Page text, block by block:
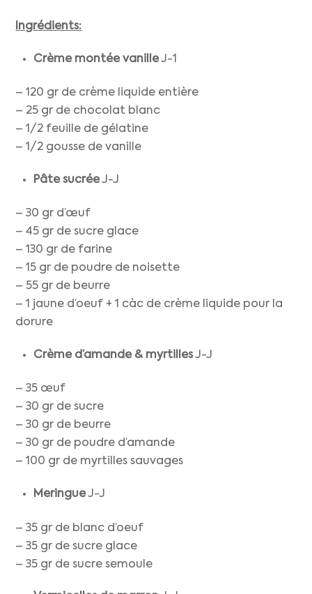
Ingrédients:
Crème montée vanilleJ-1
– 120 gr de crème liquide entière
– 25 gr de chocolat blanc
– 1/2 feuille de gélatine
– 1/2 gousse de vanille
Pâte sucréeJ-J
– 30 gr d’œuf
– 45 gr de sucre glace
– 130 gr de farine
– 15 gr de poudre de noisette
– 55 gr de beurre
– 1 jaune d’oeuf + 1 càc de crème liquide pour la
dorure
Crème d’amande & myrtillesJ-J
– 35 œuf
– 30 gr de sucre
– 30 gr de beurre
– 30 gr de poudre d’amande
– 100 gr de myrtilles sauvages
MeringueJ-J
– 35 gr de blanc d’oeuf
– 35 gr de sucre glace
– 35 gr de sucre semoule